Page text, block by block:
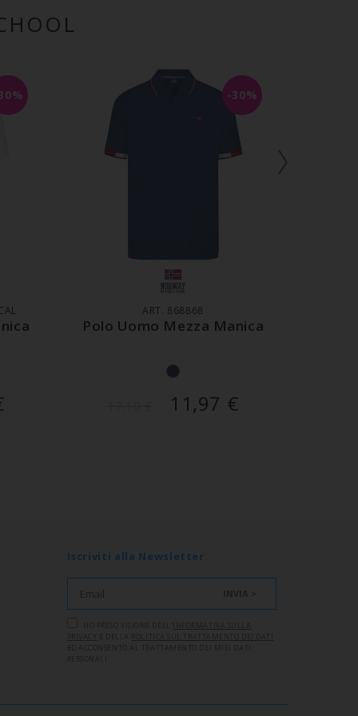
-30%
AGGIUNGI AL CARRELLO
ART. 868868
Polo Uomo Mezza Manica
11,97 €
Iscriviti alla Newsletter